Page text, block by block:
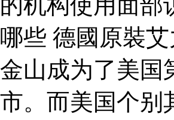
哪些 德國原裝艾
金山成为了美国
市。而美国个别